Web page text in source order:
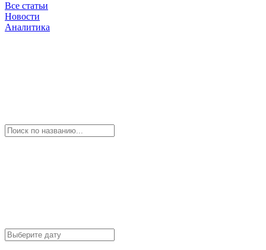
Все статьи
Новости
Аналитика